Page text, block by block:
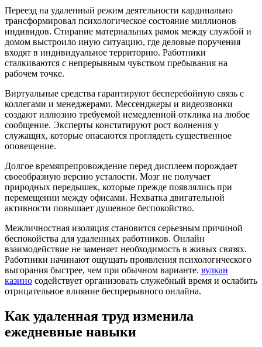
Переезд на удаленный режим деятельности кардинально
трансформировал психологическое состояние миллионов
индивидов. Стирание материальных рамок между службой и
домом выстроило иную ситуацию, где деловые поручения
входят в индивидуальное территорию. Работники
сталкиваются с непрерывным чувством пребывания на
рабочем точке.
Виртуальные средства гарантируют бесперебойную связь с
коллегами и менеджерами. Мессенджеры и видеозвонки
создают иллюзию требуемой немедленной отклика на любое
сообщение. Эксперты констатируют рост волнения у
служащих, которые опасаются проглядеть существенное
оповещение.
Долгое времяпрепровождение перед дисплеем порождает
своеобразную версию усталости. Мозг не получает
природных передышек, которые прежде появлялись при
перемещении между офисами. Нехватка двигательной
активности повышает душевное беспокойство.
Межличностная изоляция становится серьезным причиной
беспокойства для удаленных работников. Онлайн
взаимодействие не заменяет необходимость в живых связях.
Работники начинают ощущать проявления психологического
выгорания быстрее, чем при обычном варианте. вулкан
казино содействует организовать служебный время и ослабить
отрицательное влияние беспрерывного онлайна.
Как удаленная труд изменила
ежедневные навыки